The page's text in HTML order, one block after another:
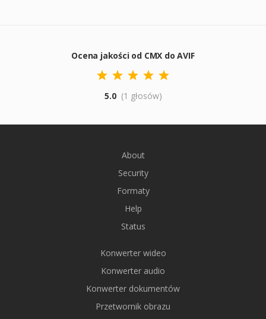
Ocena jakości od CMX do AVIF
5.0 (1 głosów)
About
Security
Formaty
Help
Status
Konwerter wideo
Konwerter audio
Konwerter dokumentów
Przetwornik obrazu